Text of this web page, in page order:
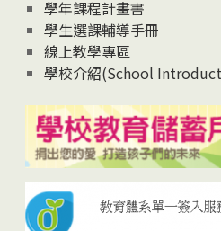
學年課程計畫書
學生選課輔導手冊
線上教學專區
學校介紹(School